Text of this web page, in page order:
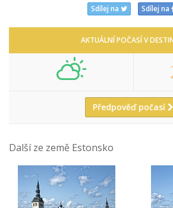
Sdílej na Sdílej na
AKTUÁLNÍ POČASÍ V
Předpověď počasí
Další ze země Estonsko